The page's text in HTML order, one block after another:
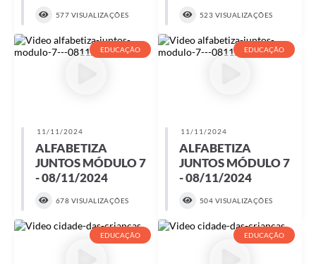
577 VISUALIZAÇÕES 523 VISUALIZAÇÕES
EDUCAÇÃO
11/11/2024
ALFABETIZA
JUNTOS MÓDULO 7
- 08/11/2024
678 VISUALIZAÇÕES
EDUCAÇÃO
11/11/2024
ALFABETIZA
JUNTOS MÓDULO 7
- 08/11/2024
504 VISUALIZAÇÕES
EDUCAÇÃO EDUCAÇÃO